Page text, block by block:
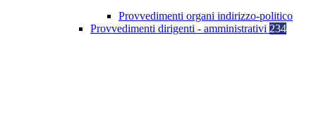
Provvedimenti organi indirizzo-politico
Provvedimenti dirigenti - amministrativi 234